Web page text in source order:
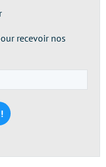
recevoir nos